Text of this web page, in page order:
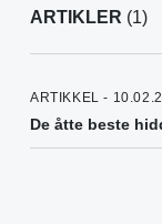
ARTIKLER (1)
ARTIKKEL -
De åtte beste